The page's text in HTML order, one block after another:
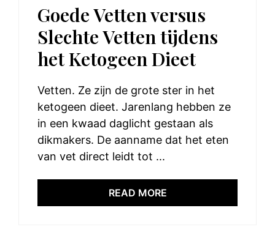
Goede Vetten versus
Slechte Vetten tijdens
het Ketogeen Dieet
Vetten. Ze zijn de grote ster in het
ketogeen dieet. Jarenlang hebben ze
in een kwaad daglicht gestaan als
dikmakers. De aanname dat het eten
van vet direct leidt tot ...
READ MORE